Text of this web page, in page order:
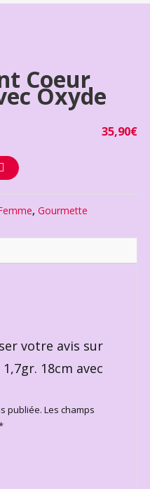
Coeur
Oxyde
35,90€
, Gourmette
votre avis sur
18cm avec
publiée. Les champs